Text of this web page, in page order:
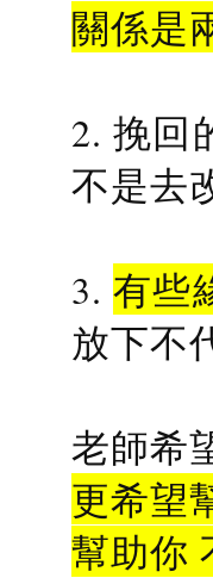
關係是
2. 挽回
不是去
3.有些
放下不
老師希
更希望
幫助你